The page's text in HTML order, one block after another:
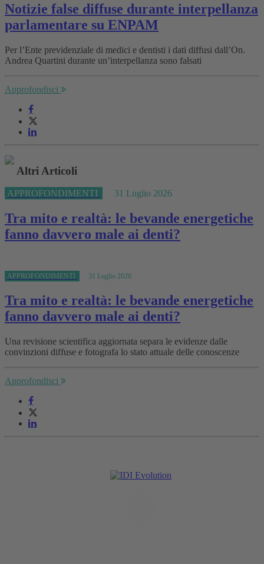
Notizie false diffuse durante interpellanza
parlamentare su ENPAM
Per l’Ente previdenziale di medici e dentisti i dati diffusi dall’On.
Andrea Quartini durante un’interpellanza sono falsati
Approfondisci
Altri Articoli
APPROFONDIMENTI 31 Luglio 2026
Tra mito e realtà: le bevande energetiche
fanno davvero male ai denti?
APPROFONDIMENTI 31 Luglio 2026
Tra mito e realtà: le bevande energetiche
fanno davvero male ai denti?
Una revisione scientifica aggiornata separa le evidenze dalle
convinzioni diffuse e fotografa lo stato attuale delle conoscenze
Approfondisci